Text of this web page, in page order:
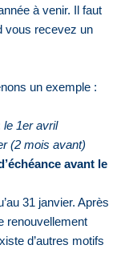
à venir. Il faut
vous recevez un
un exemple :
le 1er avril
(2 mois avant)
avant le
31 janvier. Après
renouvellement
d’autres motifs